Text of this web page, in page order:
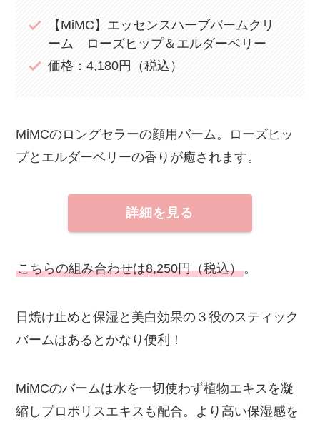
【MiMC】エッセンスハーブバームクリ
ーム ローズヒップ＆エルダーベリー
価格：4,180円（税込）
MiMCのロングセラーの顔用バーム。ローズヒッ
プとエルダーベリーの香りが癒されます。
詳細を見る
こちらの組み合わせは8,250円（税込）。
日焼け止めと保湿と美白効果の３役のスティック
バームはあるとかなり便利！
MiMCのバームは水を一切使わず植物エキスを凝
縮しプロポリスエキスも配合。より高い保湿感を